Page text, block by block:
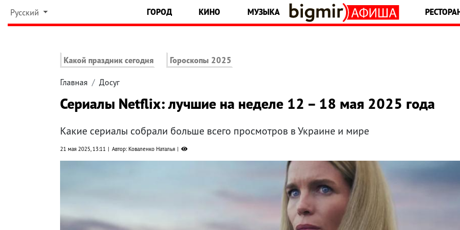
Русский ГОРОД КИНО МУЗЫКА
Какой праздник сегодня Гороскопы 2025
Главная Досуг
Сериалы Netflix: лучшие на неделе 12 – 18 мая 2025 года
Какие сериалы собрали больше всего просмотров в Украине и мире
21 мая 2025, 13:11 Автор: Коваленко Наталья